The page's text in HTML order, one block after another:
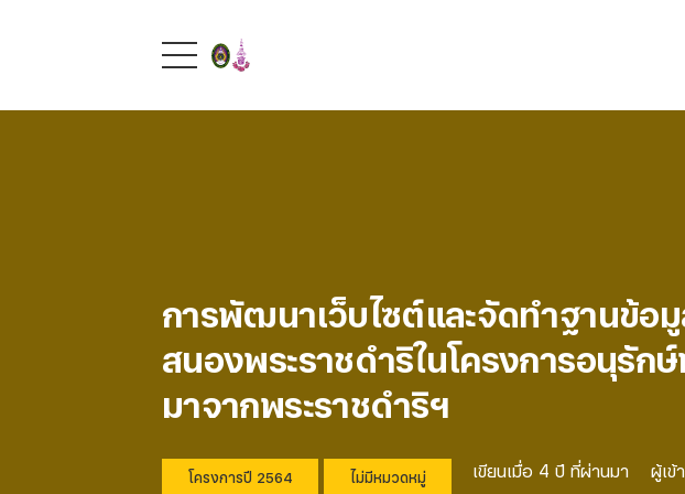
การพัฒนาเว็บไซต์และจัดทำฐานข้อ
สนองพระราชดำริในโครงการอนุรัก
มาจากพระราชดำริฯ
โครงการปี 2564 ไม่มีหมวดหมู่ เขียนเมื่อ 4 ปี ที่ผ่านมา ผู้เข้